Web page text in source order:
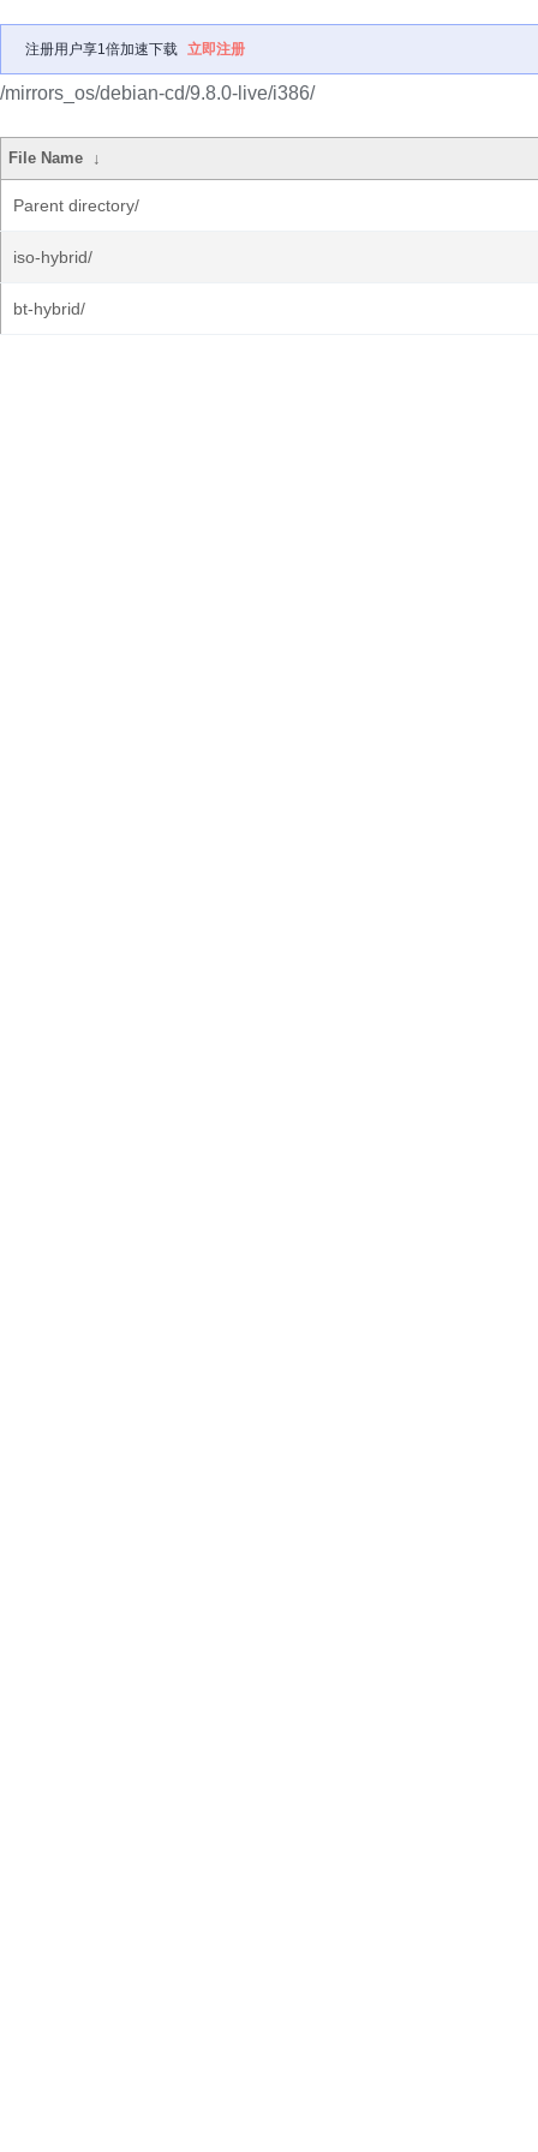
注册用户享1倍加速下载 立即注册
/mirrors_os/debian-cd/9.8.0-live/i386/
File Name ↓
Parent directory/
iso-hybrid/
bt-hybrid/